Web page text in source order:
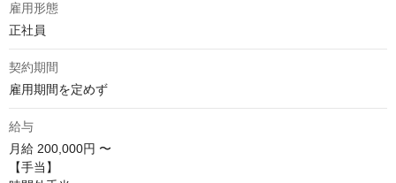
雇用形態
正社員
契約期間
雇用期間を定めず
給与
月給 200,000円 〜
【手当】